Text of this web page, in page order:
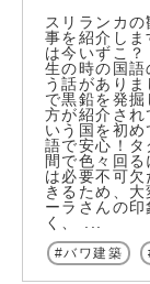
スリランカ
事を紹介し
は今いずこ
生の時の国
う話があり
で黒鉛を発
方が紹介さ
いう国を初
語で安心！
間で色々回
は必要不可
きるため、
ーラさんの
く、 ...
バワ建築